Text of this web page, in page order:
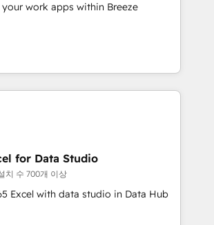
work apps within Breeze
for Data Studio
치 수 700개 이상
Excel with data studio in Data Hub